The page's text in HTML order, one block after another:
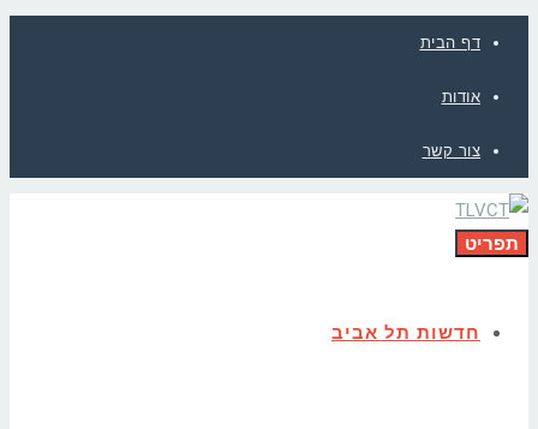
דף הבית
אודות
צור קשר
תפריט
חדשות תל אביב